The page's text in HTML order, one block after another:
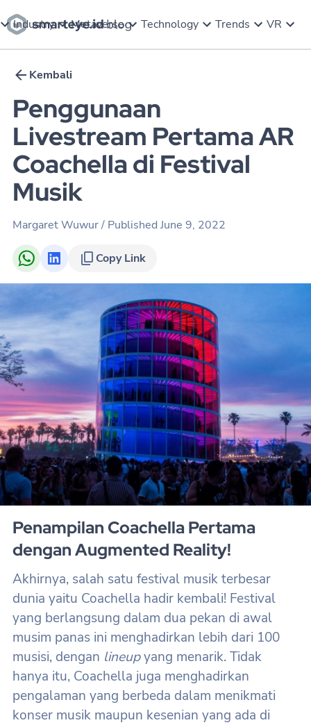
Industry Metaverse Technology Trends VR
Kembali
Penggunaan
Livestream Pertama AR
Coachella di Festival
Musik
Margaret Wuwur/ Published June 9, 2022
Copy Link
Penampilan Coachella Pertama
dengan Augmented Reality!
Akhirnya, salah satu festival musik terbesar
dunia yaitu Coachella hadir kembali! Festival
yang berlangsung dalam dua pekan di awal
musim panas ini menghadirkan lebih dari 100
musisi, dengan lineupyang menarik. Tidak
hanya itu, Coachella juga menghadirkan
pengalaman yang berbeda dalam menikmati
konser musik maupun kesenian yang ada di